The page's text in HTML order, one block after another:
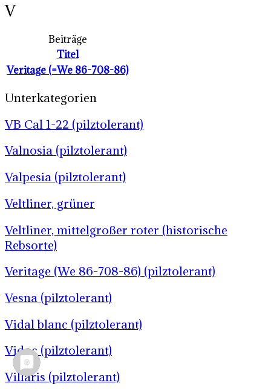
V
Beiträge
Titel
Veritage (=We 86-708-86)
Unterkategorien
VB Cal 1-22 (pilztolerant)
Valnosia (pilztolerant)
Valpesia (pilztolerant)
Veltliner, grüner
Veltliner, mittelgroßer roter (historische
Rebsorte)
Veritage (We 86-708-86) (pilztolerant)
Vesna (pilztolerant)
Vidal blanc (pilztolerant)
Vidoc (pilztolerant)
Villaris (pilztolerant)